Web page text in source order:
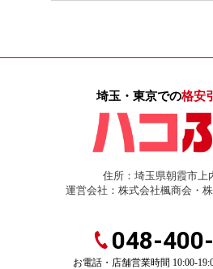
埼玉・東京での格安
住所：埼玉県朝霞市上
運営会社：株式会社楓商会・
048-
お電話・店舗営業時間 10:00-